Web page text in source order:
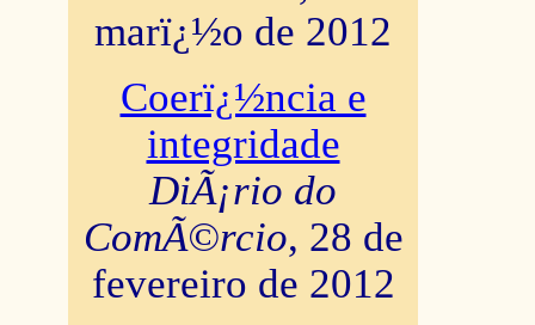
marï¿½o de 2012
Coerï¿½ncia e
integridade
DiÃ¡rio do
ComÃ©rcio, 28 de
fevereiro de 2012